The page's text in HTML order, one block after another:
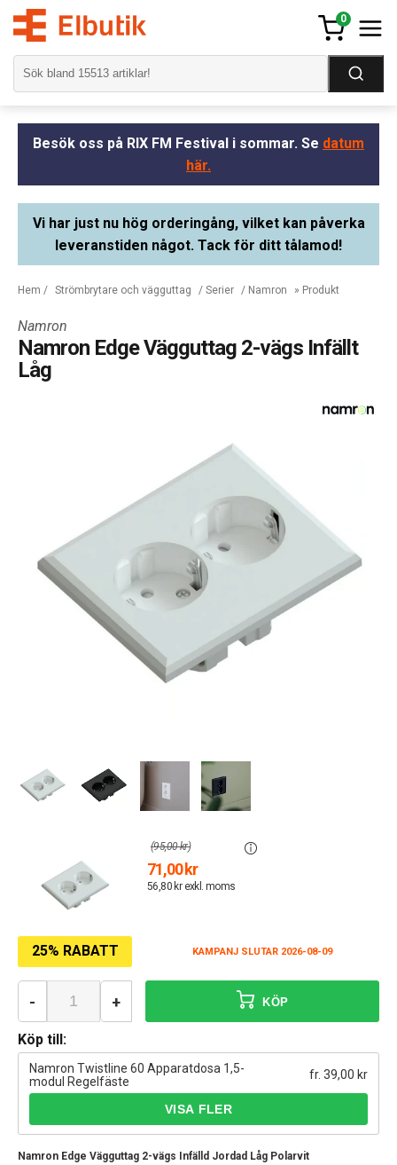
0
Besök oss på RIX FM Festival i sommar. Se datum
här.
Vi har just nu hög orderingång, vilket kan påverka
leveranstiden något. Tack för ditt tålamod!
Hem / Strömbrytare och vägguttag / Serier / Namron » Produkt
Namron
Namron Edge Vägguttag 2-vägs Infällt
Låg
25% RABATT KAMPANJ SLUTAR 2026-08-09
71,00 kr
56,80 kr exkl. moms
(95,00 kr)
Namron Edge Vägguttag 2-vägs Infälld Jordad Låg Polarvit
- + KÖP
Köp till:
Namron Twistline 60 Apparatdosa 1,5-
modul Regelfäste
fr. 39,00 kr